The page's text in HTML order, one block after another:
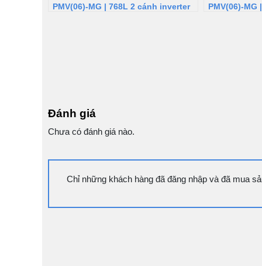
PMV(06)-MG | 768L 2 cánh inverter
PMV(06)-
Đánh giá
Chưa có đánh giá nào.
Chỉ những khách hàng đã đăng nhập và đã mua